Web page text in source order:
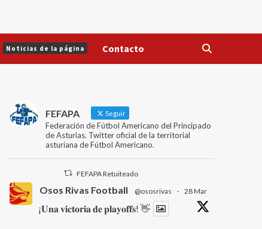
Noticias de la página Contacto
FEFAPA Seguir
Federación de Fútbol Americano del Principado
de Asturias. Twitter oficial de la territorial
asturiana de Fútbol Americano.
FEFAPA Retuiteado
Osos Rivas Football @ososrivas · 28 Mar
¡𝐔𝐧𝐚 𝐯𝐢𝐜𝐭𝐨𝐫𝐢𝐚 𝐝𝐞 𝐩𝐥𝐚𝐲𝐨𝐟𝐟𝐬! 👋